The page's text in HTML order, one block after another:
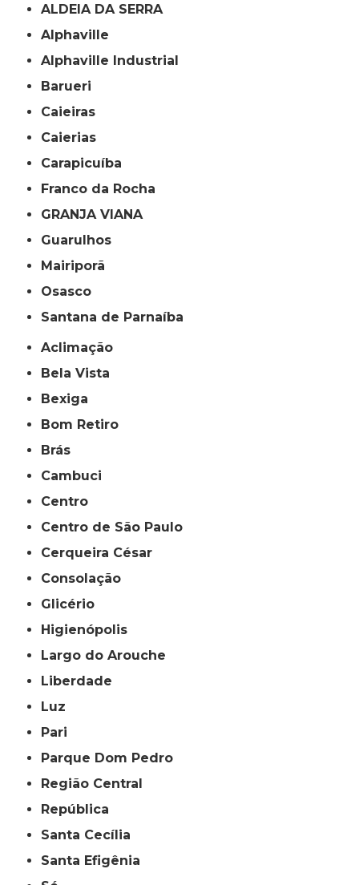
ALDEIA DA SERRA
Alphaville
Alphaville Industrial
Barueri
Caieiras
Caierias
Carapicuíba
Franco da Rocha
GRANJA VIANA
Guarulhos
Mairiporã
Osasco
Santana de Parnaíba
Aclimação
Bela Vista
Bexiga
Bom Retiro
Brás
Cambuci
Centro
Centro de São Paulo
Cerqueira César
Consolação
Glicério
Higienópolis
Largo do Arouche
Liberdade
Luz
Pari
Parque Dom Pedro
Região Central
República
Santa Cecília
Santa Efigênia